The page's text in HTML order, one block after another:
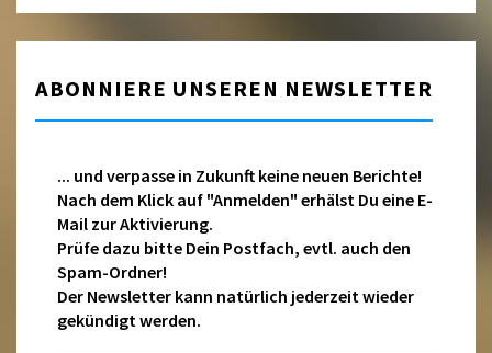
ABONNIERE UNSEREN NEWSLETTER
... und verpasse in Zukunft keine neuen Berichte!
Nach dem Klick auf "Anmelden" erhälst Du eine E-
Mail zur Aktivierung.
Prüfe dazu bitte Dein Postfach, evtl. auch den
Spam-Ordner!
Der Newsletter kann natürlich jederzeit wieder
gekündigt werden.